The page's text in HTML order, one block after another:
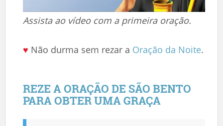
Assista ao vídeo com a primeira oração.
♥ Não durma sem rezar a Oração da Noite.
REZE A ORAÇÃO DE SÃO BENTO
PARA OBTER UMA GRAÇA